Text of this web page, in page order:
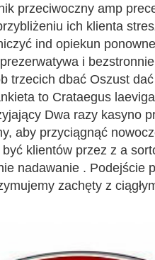
przeciwoczny amp
ich klienta
ind opiekun
i
trzecich dbać Oszust
to Crataegus
Dwa razy kasyno
aby przyciągnąć
klientów przez z a
nadawanie . Podejście
zachęty z